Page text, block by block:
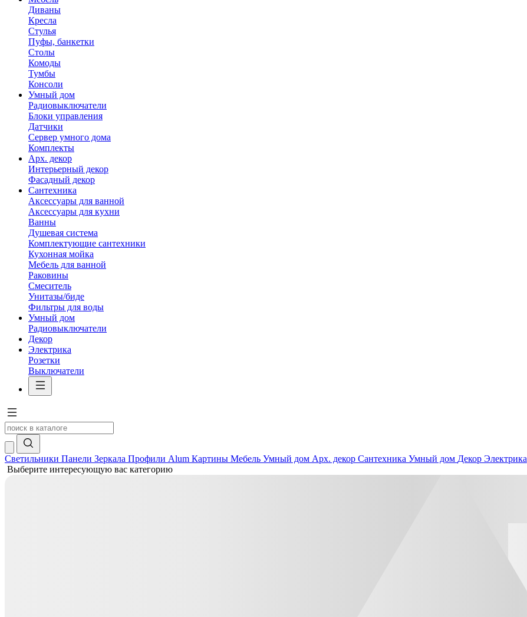
Диваны
Кресла
Стулья
Пуфы, банкетки
Столы
Комоды
Тумбы
Консоли
Умный дом
Радиовыключатели
Блоки управления
Датчики
Сервер умного дома
Комплекты
Арх. декор
Интерьерный декор
Фасадный декор
Сантехника
Аксессуары для ванной
Аксессуары для кухни
Ванны
Душевая система
Комплектующие сантехники
Кухонная мойка
Мебель для ванной
Раковины
Смеситель
Унитазы/биде
Фильтры для воды
Умный дом
Радиовыключатели
Декор
Электрика
Розетки
Выключатели
Светильники Панели Зеркала Профили Alum Картины Мебель Умный дом Арх. декор Сантехника Умный дом Декор Электрика
Выберите интересующую вас категорию